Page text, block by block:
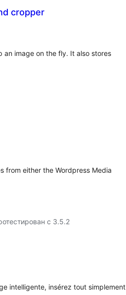
cropper
image on the fly. It also stores
from either the Wordpress Media
с 3.5.2
intelligente, insérez tout simplement